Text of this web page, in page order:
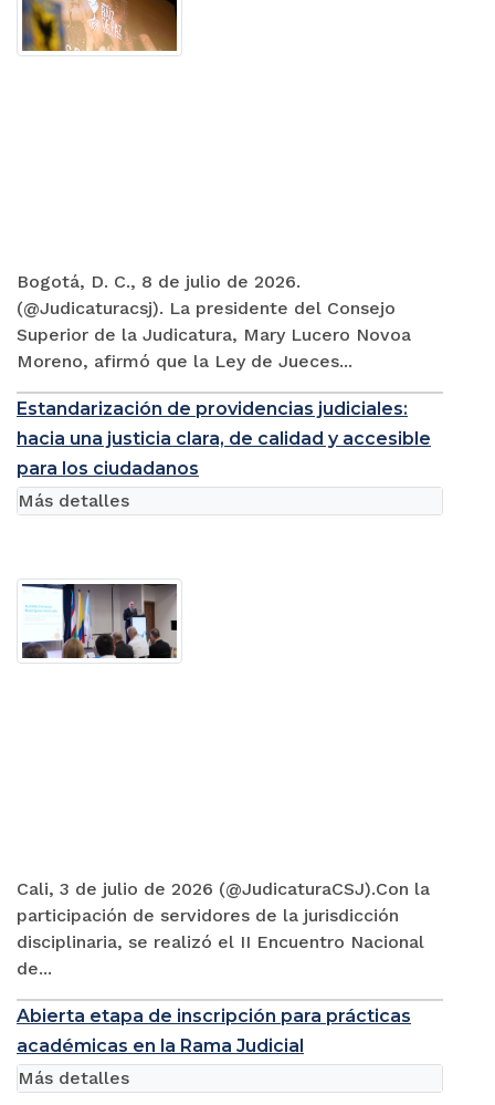
Bogotá, D. C., 8 de julio de 2026.
(@Judicaturacsj). La presidente del Consejo
Superior de la Judicatura, Mary Lucero Novoa
Moreno, afirmó que la Ley de Jueces...
Estandarización de providencias judiciales:
hacia una justicia clara, de calidad y accesible
para los ciudadanos
Cali, 3 de julio de 2026 (@JudicaturaCSJ).Con la
participación de servidores de la jurisdicción
disciplinaria, se realizó el II Encuentro Nacional
de...
Más detalles
Abierta etapa de inscripción para prácticas
académicas en la Rama Judicial
Más detalles